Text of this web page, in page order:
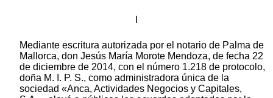
Mediante escritura autorizada por el notario de Palma de
Mallorca, don Jesús María Morote Mendoza, de fecha 22
de diciembre de 2014, con el número 1.218 de protocolo,
doña M. I. P. S., como administradora única de la
sociedad «Anca, Actividades Negocios y Capitales,